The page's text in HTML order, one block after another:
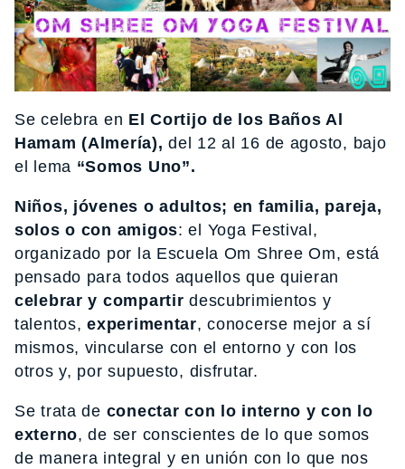
Se celebra en El Cortijo de los Baños Al
Hamam (Almería), del 12 al 16 de agosto, bajo
el lema “Somos Uno”.
Niños, jóvenes o adultos; en familia, pareja,
solos o con amigos: el Yoga Festival,
organizado por la Escuela Om Shree Om, está
pensado para todos aquellos que quieran
celebrar y compartir descubrimientos y
talentos,experimentar, conocerse mejor a sí
mismos, vincularse con el entorno y con los
otros y, por supuesto, disfrutar.
Se trata de conectar con lo interno y con lo
externo, de ser conscientes de lo que somos
de manera integral y en unión con lo que nos